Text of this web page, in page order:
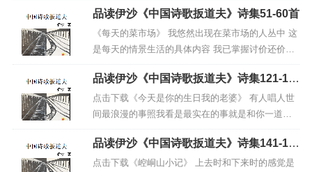
扫描二维码推送至手机访问。
版权声明：本文由
网络有链接的会添加，如需转载请注明文章原出处，本站含电
子诗集内容如有侵权，请联系本站会立即删除，致敬诗人！
友情提醒：本站在坚决拥护党的领导，秉持唯物主义的立
场上，以个人视角纯文化建设的态度针对汉诗进行创作研讨评
判，实践过程无法绝对排除唯心主义词汇和相关领域辩证思
品读伊沙《中国诗歌扳道夫》诗集51-60首
《每天的菜市场》 我悠然出现在菜市场的人丛中 这
是每天的情景生活的具体内容 我已掌握讨价还价的
伎俩和小摊贩周旋 那是和劳动人民打成一片君子动
口不动手 我脸红脖子粗地与人吵架有时也当看客 渐
渐地便熟悉了市场我发现卖菜的 最怕收税的而...
品读伊沙《中国诗歌扳道夫》诗集121-13
0首
点击下载《今天是你的生日我的老婆》 有人唱人世
间最浪漫的事照我看是最实在的事就是和你一道慢
慢变老老成两只老猴子的时候盘腿坐在床上就当是
在树上相互挠痒痒有虱子的话还可以捉两只尝尝老
婆子你那长长的缠在我脖子上三圈不止的玉臂已经
品读伊沙《中国诗歌扳道夫》诗集141-15
0首
点击下载《崆峒山小记》 上去时和下来时的感觉是